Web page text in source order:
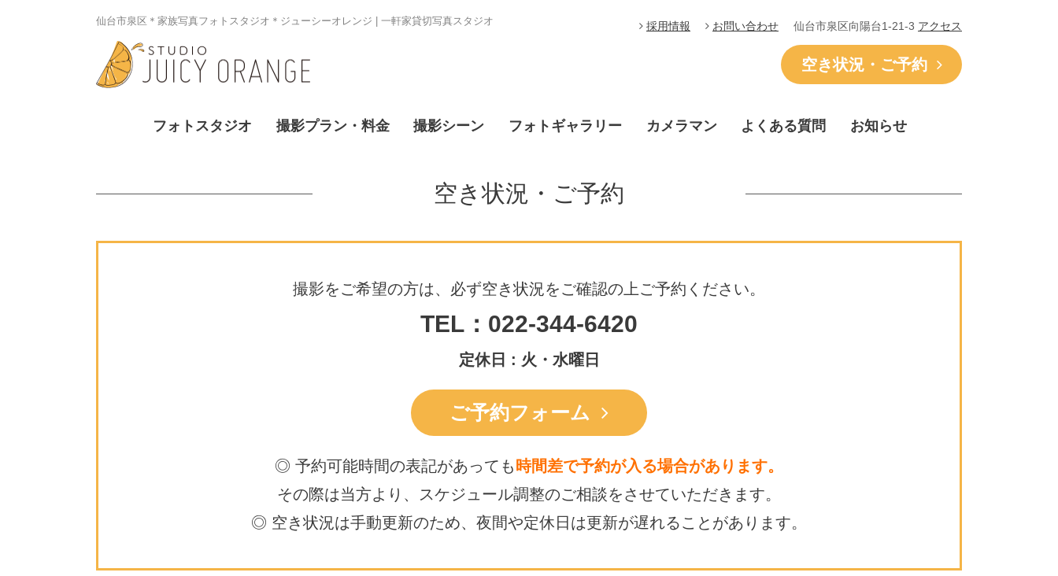
仙台市泉区＊家族写真フォトスタジオ＊ジューシーオレンジ | 一軒家貸切写真スタジオ 採用情報 お問い合わせ 仙台市泉区向陽台1-21-3 アクセス
空き状況・ご予約
フォトスタジオ 撮影プラン・料金 撮影シーン フォトギャラリー カメラマン よくある質問 お知らせ
空き状況・ご予約
撮影をご希望の方は、必ず空き状況をご確認の上ご予約ください。
TEL：022-344-6420
定休日 : 火・水曜日
ご予約フォーム
◎ 予約可能時間の表記があっても 時間差で予約が入る場合があります。
その際は当方より、スケジュール調整のご相談をさせていただきます。
◎ 空き状況は手動更新のため、 夜間や定休日は更新が遅れることがあります。